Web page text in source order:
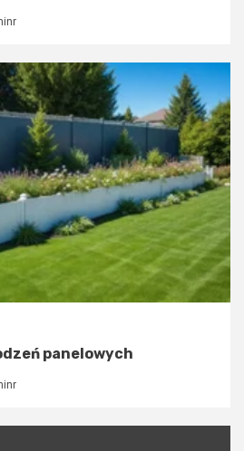
panelowych